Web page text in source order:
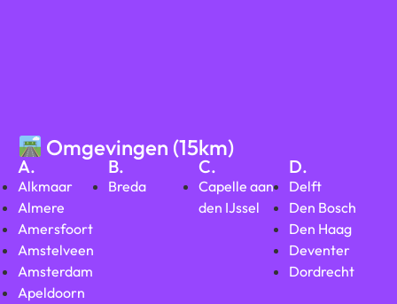
Omgevingen (15km)
A.
Alkmaar
Almere
Amersfoort
Amstelveen
Amsterdam
Apeldoorn
B.
Breda
C.
Capelle aan
den IJssel
D.
Delft
Den Bosch
Den Haag
Deventer
Dordrecht